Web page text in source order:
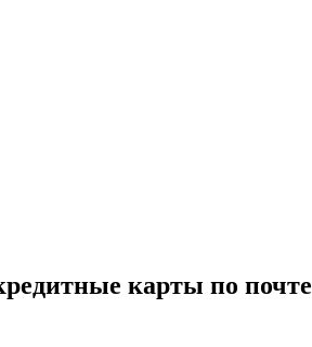
карты по почте